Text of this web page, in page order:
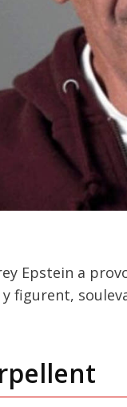
Epstein a
y figurent,